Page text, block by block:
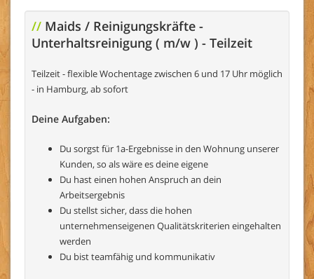
// Maids / Reinigungskräfte -
Unterhaltsreinigung ( m/w ) - Teilzeit
Teilzeit - flexible Wochentage zwischen 6 und 17 Uhr möglich
- in Hamburg, ab sofort
Deine Aufgaben:
Du sorgst für 1a-Ergebnisse in den Wohnung unserer
Kunden, so als wäre es deine eigene
Du hast einen hohen Anspruch an dein
Arbeitsergebnis
Du stellst sicher, dass die hohen
unternehmenseigenen Qualitätskriterien eingehalten
werden
Du bist teamfähig und kommunikativ